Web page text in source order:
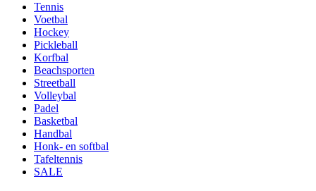
Tennis
Voetbal
Hockey
Pickleball
Korfbal
Beachsporten
Streetball
Volleybal
Padel
Basketbal
Handbal
Honk- en softbal
Tafeltennis
SALE